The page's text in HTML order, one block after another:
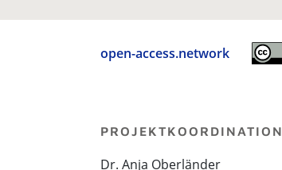
open-access.network
PROJEKTKOORDINATION
Dr. Anja Oberländer